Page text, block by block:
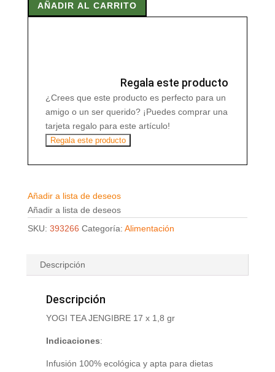
JENGIBRE
AÑADIR AL CARRITO
Regala este producto
¿Crees que este producto es perfecto para un
amigo o un ser querido? ¡Puedes comprar una
tarjeta regalo para este artículo!
Regala este producto
Añadir a lista de deseos
Añadir a lista de deseos
SKU: 393266 Categoría: Alimentación
Descripción
Descripción
YOGI TEA JENGIBRE 17 x 1,8 gr
Indicaciones:
Infusión 100% ecológica y apta para dietas